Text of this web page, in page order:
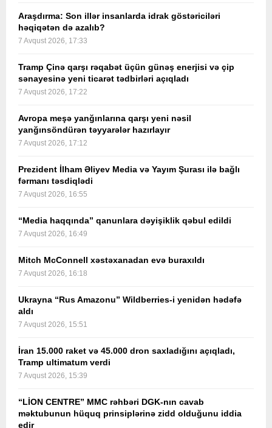
Araşdırma: Son illər insanlarda idrak göstəriciləri
həqiqətən də azalıb?
7 Avqust 2026, 17:33
Tramp Çinə qarşı rəqabət üçün günəş enerjisi və çip
sənayesinə yeni ticarət tədbirləri açıqladı
7 Avqust 2026, 17:22
Avropa meşə yanğınlarına qarşı yeni nəsil
yanğınsöndürən təyyarələr hazırlayır
7 Avqust 2026, 17:12
Prezident İlham Əliyev Media və Yayım Şurası ilə bağlı
fərmanı təsdiqlədi
7 Avqust 2026, 16:55
“Media haqqında” qanunlara dəyişiklik qəbul edildi
7 Avqust 2026, 16:49
Mitch McConnell xəstəxanadan evə buraxıldı
7 Avqust 2026, 16:18
Ukrayna “Rus Amazonu” Wildberries-i yenidən hədəfə
aldı
7 Avqust 2026, 15:51
İran 15.000 raket və 45.000 dron saxladığını açıqladı,
Tramp ultimatum verdi
7 Avqust 2026, 15:39
“LİON CENTRE” MMC rəhbəri DGK-nın cavab
məktubunun hüquq prinsiplərinə zidd olduğunu iddia
edir